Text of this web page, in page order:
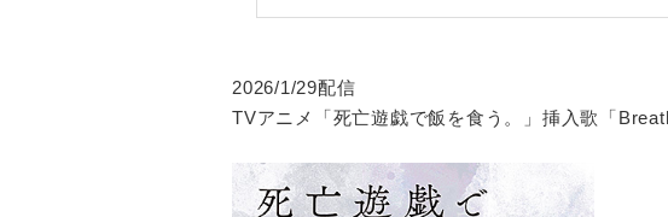
2026/1/29配信
TVアニメ「死亡遊戯で飯を食う。」挿入歌「